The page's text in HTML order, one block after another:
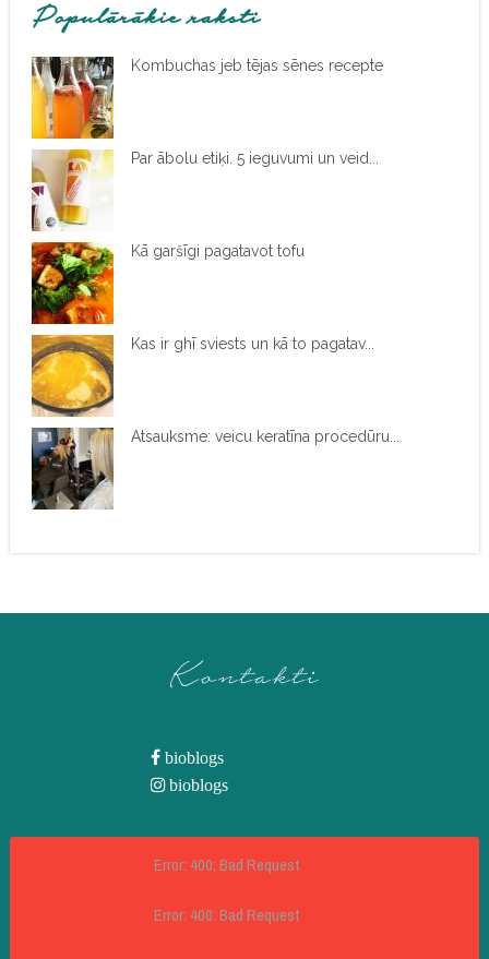
Populārākie raksti
Kombuchas jeb tējas sēnes recepte
Par ābolu etiķi. 5 ieguvumi un veid...
Kā garšīgi pagatavot tofu
Kas ir ghī sviests un kā to pagatav...
Atsauksme: veicu keratīna procedūru...
Kontakti
bioblogs
bioblogs
Error: 400: Bad Request
Error: 400: Bad Request